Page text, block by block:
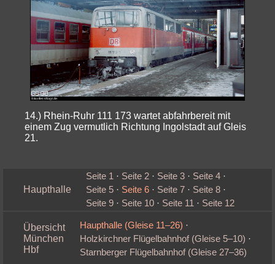
14.) Rhein-Ruhr 111 173 wartet abfahrbereit mit
einem Zug vermutlich Richtung Ingolstadt auf Gleis
21.
Haupthalle
Seite 1 · Seite 2· Seite 3· Seite 4·
Seite 5· Seite 6· Seite 7· Seite 8·
Seite 9· Seite 10· Seite 11 · Seite 12
Übersicht
München
Hbf
Haupthalle (Gleise 11–26) ·
Holzkirchner Flügelbahnhof (Gleise 5–10) ·
Starnberger Flügelbahnhof (Gleise 27–36)